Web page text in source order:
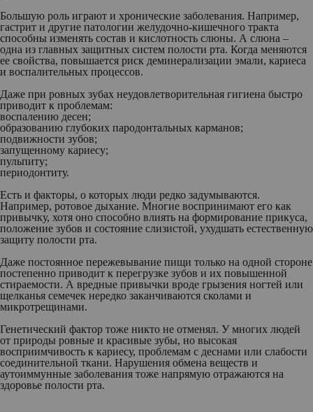
Большую роль играют и хронические заболевания. Например,
гастрит и другие патологии желудочно-кишечного тракта
способны изменять состав и кислотность слюны. А слюна –
одна из главных защитных систем полости рта. Когда меняются
ее свойства, повышается риск деминерализации эмали, кариеса
и воспалительных процессов.
Даже при ровных зубах неудовлетворительная гигиена быстро
приводит к проблемам:
воспалению десен;
образованию глубоких пародонтальных карманов;
подвижности зубов;
запущенному кариесу;
пульпиту;
периодонтиту.
Есть и факторы, о которых люди редко задумываются.
Например, ротовое дыхание. Многие воспринимают его как
привычку, хотя оно способно влиять на формирование прикуса,
положение зубов и состояние слизистой, ухудшать естественную
защиту полости рта.
Даже постоянное пережевывание пищи только на одной стороне
постепенно приводит к перегрузке зубов и их повышенной
стираемости. А вредные привычки вроде грызения ногтей или
щелканья семечек нередко заканчиваются сколами и
микротрещинами.
Генетический фактор тоже никто не отменял. У многих людей
от природы ровные и красивые зубы, но высокая
восприимчивость к кариесу, проблемам с деснами или слабости
соединительной ткани. Нарушения обмена веществ и
аутоиммунные заболевания тоже напрямую отражаются на
здоровье полости рта.